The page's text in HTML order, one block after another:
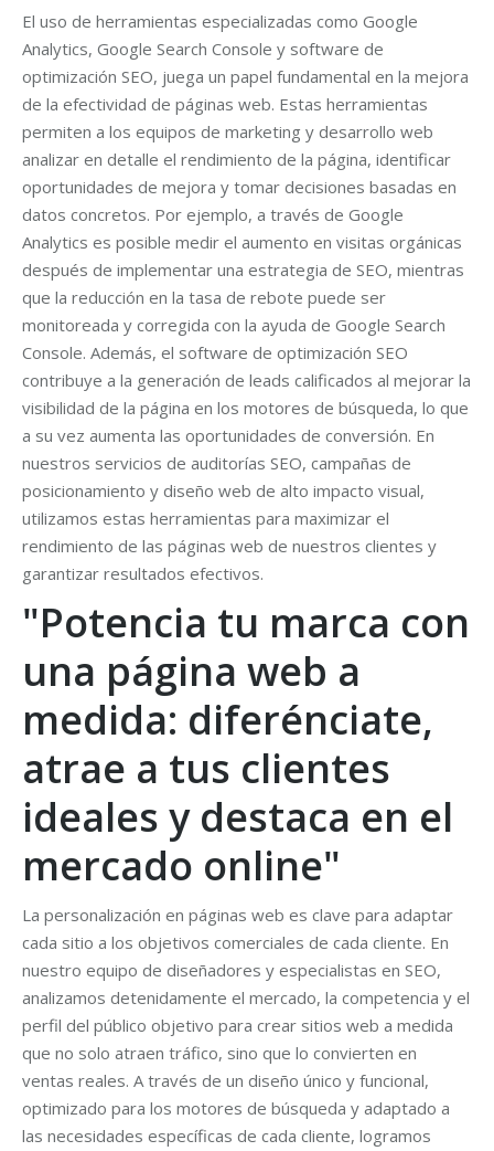
El uso de herramientas especializadas como Google
Analytics, Google Search Console y software de
optimización SEO, juega un papel fundamental en la mejora
de la efectividad de páginas web. Estas herramientas
permiten a los equipos de marketing y desarrollo web
analizar en detalle el rendimiento de la página, identificar
oportunidades de mejora y tomar decisiones basadas en
datos concretos. Por ejemplo, a través de Google
Analytics es posible medir el aumento en visitas orgánicas
después de implementar una estrategia de SEO, mientras
que la reducción en la tasa de rebote puede ser
monitoreada y corregida con la ayuda de Google Search
Console. Además, el software de optimización SEO
contribuye a la generación de leads calificados al mejorar la
visibilidad de la página en los motores de búsqueda, lo que
a su vez aumenta las oportunidades de conversión. En
nuestros servicios de auditorías SEO, campañas de
posicionamiento y diseño web de alto impacto visual,
utilizamos estas herramientas para maximizar el
rendimiento de las páginas web de nuestros clientes y
garantizar resultados efectivos.
"Potencia tu marca con
una página web a
medida: diferénciate,
atrae a tus clientes
ideales y destaca en el
mercado online"
La personalización en páginas web es clave para adaptar
cada sitio a los objetivos comerciales de cada cliente. En
nuestro equipo de diseñadores y especialistas en SEO,
analizamos detenidamente el mercado, la competencia y el
perfil del público objetivo para crear sitios web a medida
que no solo atraen tráfico, sino que lo convierten en
ventas reales. A través de un diseño único y funcional,
optimizado para los motores de búsqueda y adaptado a
las necesidades específicas de cada cliente, logramos